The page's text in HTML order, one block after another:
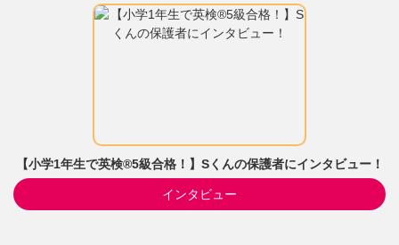
【小学1年生で英検®5級合格！】Sくんの保護者にインタビュー！
インタビュー